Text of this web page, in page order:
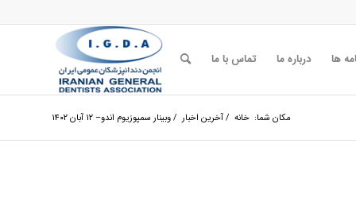
ها درباره ما تماس با ما
مکان شما: خانه /آخرین اخبار /وبینار سمپوزیوم اندو– ۱۲ آبان ۱۴۰۲